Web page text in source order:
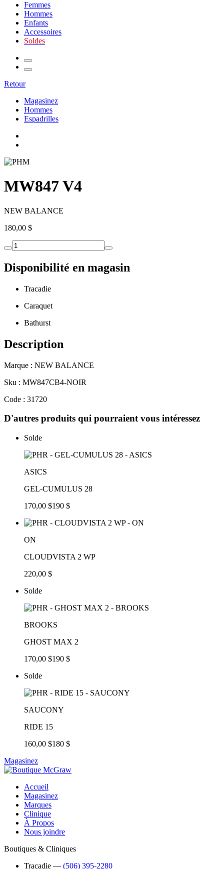
Femmes
Hommes
Enfants
Accessoires
Soldes
Retour
Magasinez
Hommes
Espadrilles
MW847 V4
NEW BALANCE
180,00 $
Disponibilité en magasin
Tracadie
Caraquet
Bathurst
Description
Marque : NEW BALANCE
Sku : MW847CB4-NOIR
Code : 31720
D'autres produits qui pourraient vous intéressez
Solde
ASICS
GEL-CUMULUS 28
170,00 $190 $
ON
CLOUDVISTA 2 WP
220,00 $
Solde
BROOKS
GHOST MAX 2
170,00 $190 $
Solde
SAUCONY
RIDE 15
160,00 $180 $
Magasinez
Accueil
Magasinez
Marques
Clinique
À Propos
Nous joindre
Boutiques & Cliniques
Tracadie ― (506) 395-2280